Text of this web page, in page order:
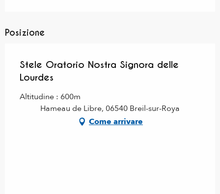
Posizione
Stele Oratorio Nostra Signora delle
Lourdes
Altitudine : 600m
Hameau de Libre, 06540 Breil-sur-Roya
Come arrivare